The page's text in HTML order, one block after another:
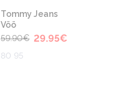
Tommy Jeans
Vöö
59.90€ 29.95€
80 95